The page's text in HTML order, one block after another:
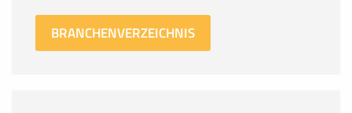
BRANCHENVERZEICHNIS